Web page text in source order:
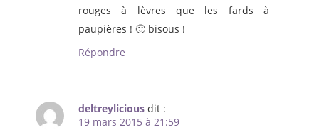
rouges à lèvres que les fards à
paupières ! 🙂 bisous !
Répondre
deltreylicious dit :
19 mars 2015 à 21:59